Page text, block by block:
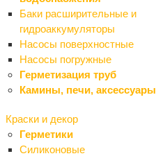
Баки расширительные и
гидроаккумуляторы
Насосы поверхностные
Насосы погружные
Герметизация труб
Камины, печи, аксессуары
Краски и декор
Герметики
Силиконовые
Песок
Цемент
Грунтовки
Затирки для плитки
Кладочная смесь
Наливной пол, стяжка
Шпаклевки сухие
Штукатурки сухие
Теплоизоляция и шумоизоляция